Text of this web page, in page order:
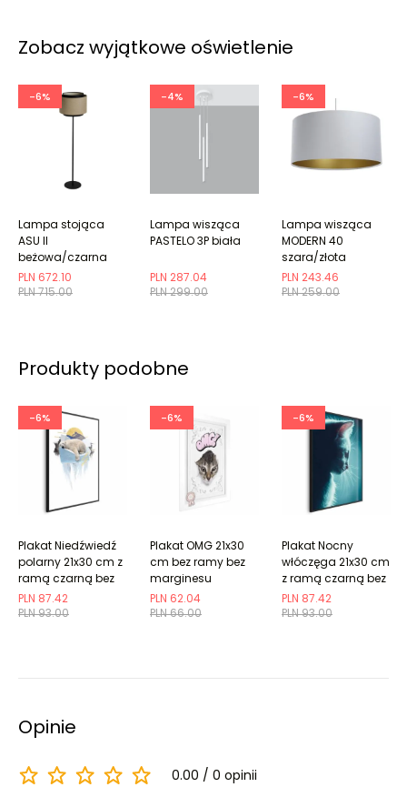
Zobacz wyjątkowe oświetlenie
-6%
PLN 715.00
PLN 672.10
Lampa stojąca
ASU II
beżowa/czarna
-4%
PLN 299.00
PLN 287.04
Lampa wisząca
PASTELO 3P biała
-6%
PLN 259.00
PLN 243.46
Lampa wisząca
MODERN 40
szara/złota
Produkty podobne
-6%
PLN 93.00
PLN 87.42
Plakat Niedźwiedź
polarny 21x30 cm z
ramą czarną bez
marginesu
-6%
PLN 66.00
PLN 62.04
Plakat OMG 21x30
cm bez ramy bez
marginesu
-6%
PLN 93.00
PLN 87.42
Plakat Nocny
włóczęga 21x30 cm
z ramą czarną bez
marginesu
Opinie
0.00 0 opinii